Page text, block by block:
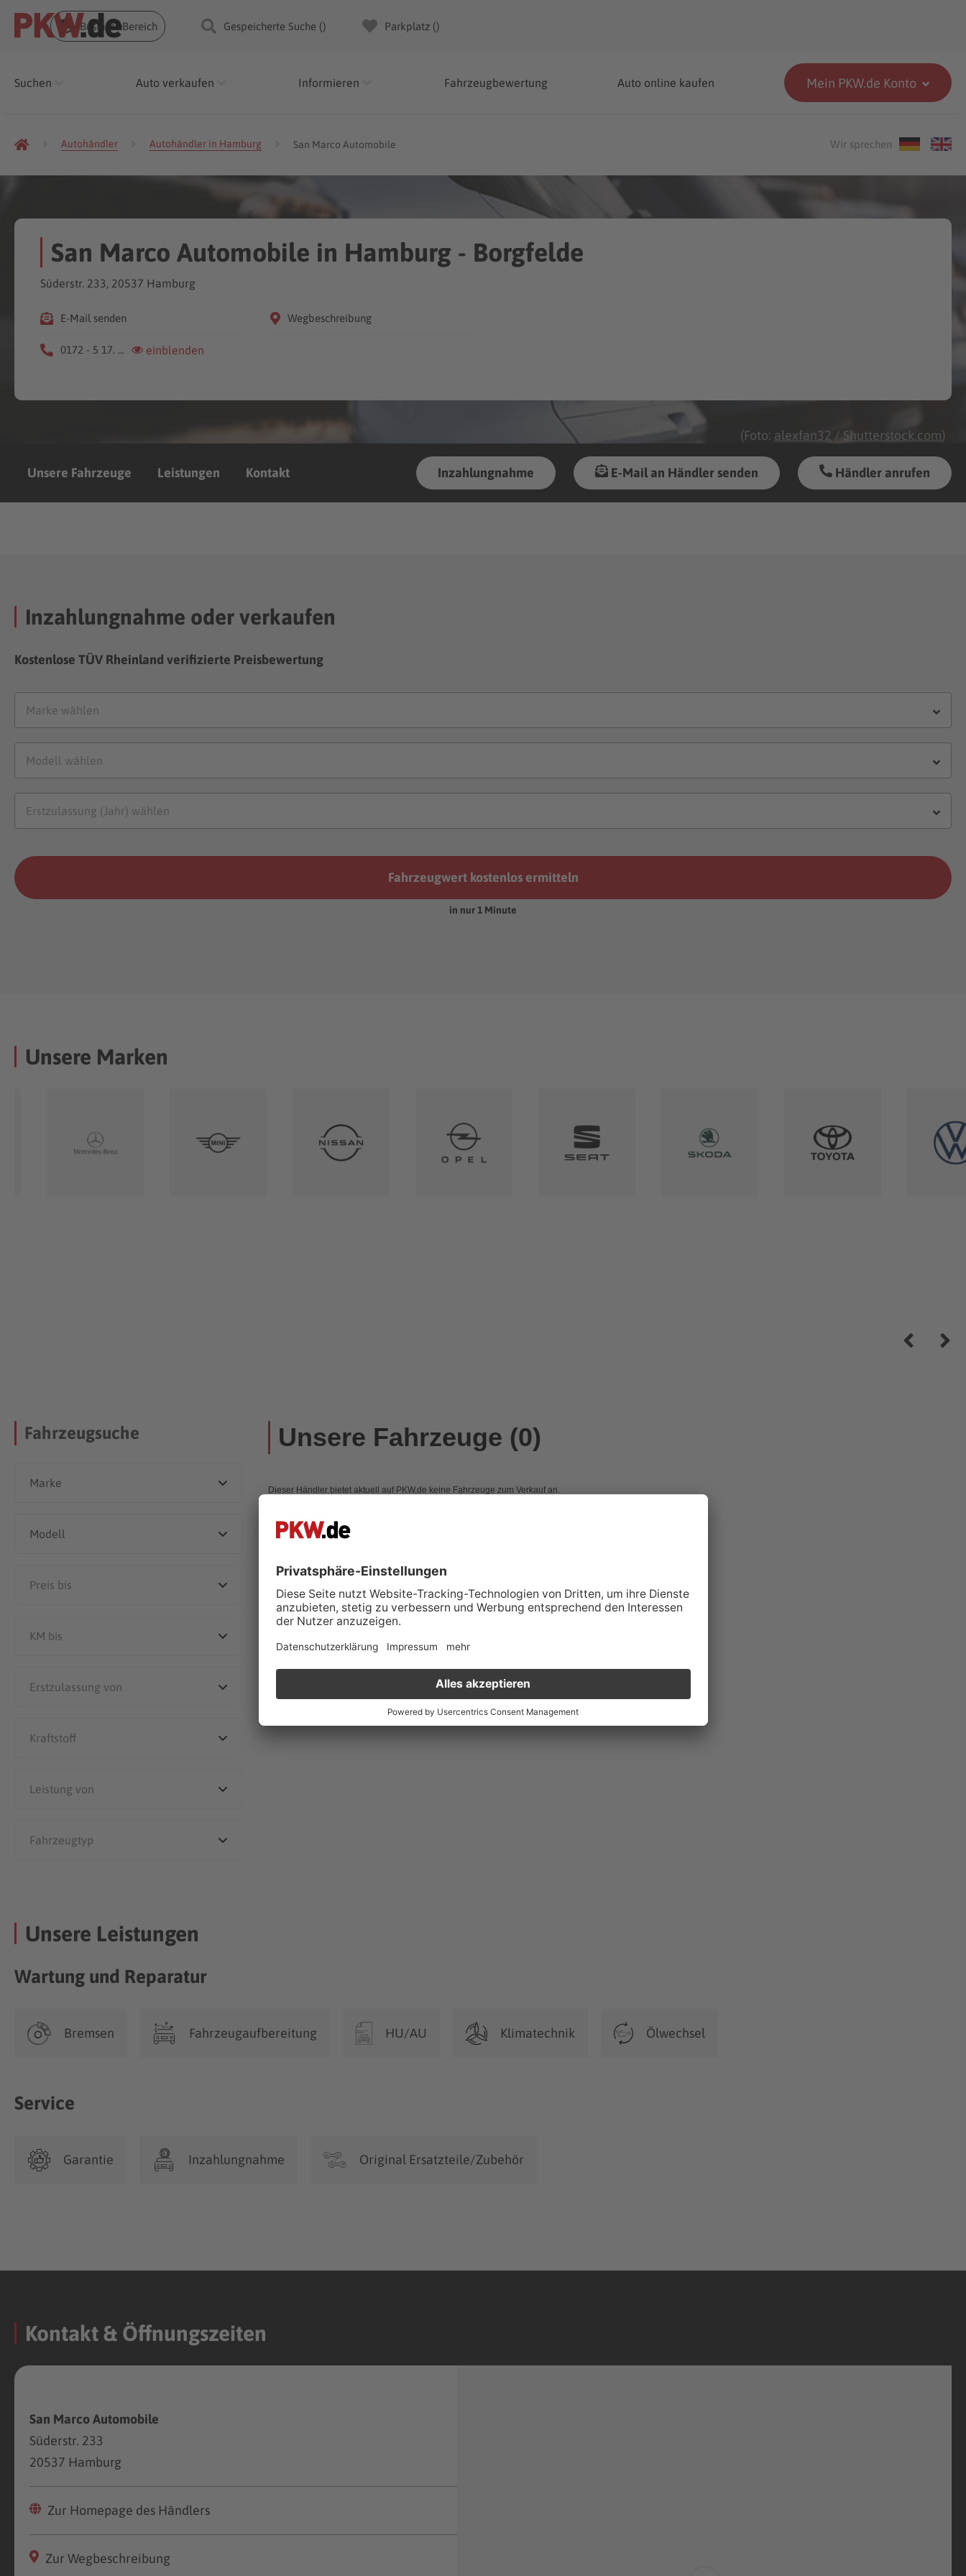
Business Bereich Gespeicherte Suche () Parkplatz ()
Suchen Auto verkaufen Informieren Fahrzeugbewertung Auto online kaufen Mein PKW.de Konto
Autohändler Autohändler in Hamburg San Marco Automobile Wir sprechen
Unsere Fahrzeuge Leistungen Kontakt Inzahlungnahme E-Mail an Händler senden Händler anrufen
(Foto: alexfan32 / Shutterstock.com)
San Marco Automobile in Hamburg - Borgfelde
Süderstr. 233, 20537 Hamburg
E-Mail senden
0172 - 5 17. ... einblenden
Wegbeschreibung
Inzahlungnahme oder verkaufen
Kostenlose TÜV Rheinland verifizierte Preisbewertung
Fahrzeugwert kostenlos ermitteln
in nur 1 Minute
Unsere Marken
Fahrzeugsuche Unsere Fahrzeuge (0)
Dieser Händler bietet aktuell auf PKW.de keine Fahrzeuge zum Verkauf an.
Unsere Leistungen
Wartung und Reparatur
Bremsen Fahrzeugaufbereitung HU/AU Klimatechnik Ölwechsel
Service
Garantie Inzahlungnahme Original Ersatzteile/Zubehör
Kontakt & Öffnungszeiten
San Marco Automobile
Süderstr. 233
20537 Hamburg
Zur Homepage des Händlers
Zur Wegbeschreibung